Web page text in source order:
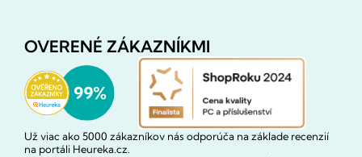
OVERENÉ ZÁKAZNÍKMI
Už viac ako 5000 zákazníkov nás odporúča na základe recenzií
na portáli Heureka.cz.